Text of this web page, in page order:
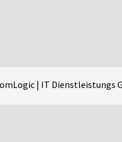
| IT Dienstleistungs